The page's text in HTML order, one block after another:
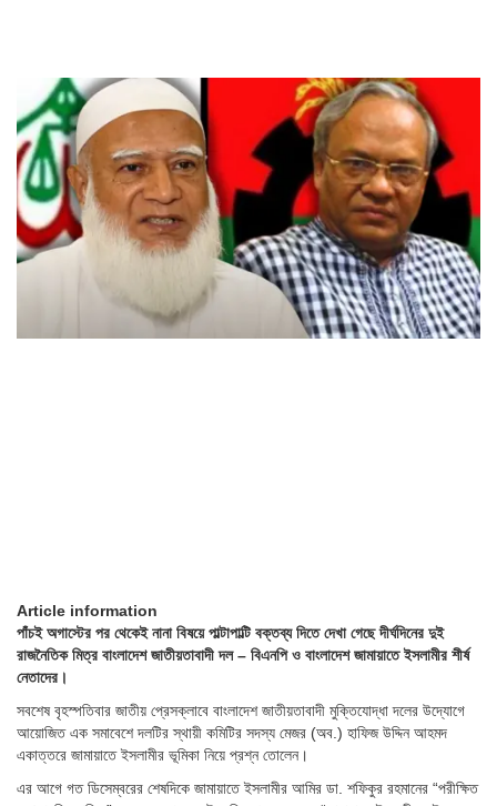
Article information
পাঁচই অগাস্টের পর থেকেই নানা বিষয়ে পাল্টাপাল্টি বক্তব্য দিতে দেখা গেছে দীর্ঘদিনের দুই
রাজনৈতিক মিত্র বাংলাদেশ জাতীয়তাবাদী দল – বিএনপি ও বাংলাদেশ জামায়াতে ইসলামীর শীর্ষ
নেতাদের।
সবশেষ বৃহস্পতিবার জাতীয় প্রেসক্লাবে বাংলাদেশ জাতীয়তাবাদী মুক্তিযোদ্ধা দলের উদ্যোগে
আয়োজিত এক সমাবেশে দলটির স্থায়ী কমিটির সদস্য মেজর (অব.) হাফিজ উদ্দিন আহমদ
একাত্তরে জামায়াতে ইসলামীর ভূমিকা নিয়ে প্রশ্ন তোলেন।
এর আগে গত ডিসেম্বরের শেষদিকে জামায়াতে ইসলামীর আমির ডা. শফিকুর রহমানের “পরীক্ষিত